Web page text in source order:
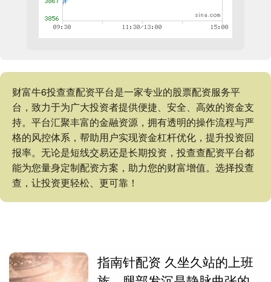
财富牛6投查查配资平台是一家专业的股票配资服务平
台，致力于为广大投资者提供便捷、安全、高效的资金支
持。平台汇聚丰富的金融资源，拥有透明的操作流程与严
格的风控体系，帮助用户实现资金杠杆优化，提升投资回
报率。无论是短线交易还是长期投资，投查查配资平台都
能为您量身定制配资方案，助力您的财富增值。选择投查
查，让投资更轻松、更可靠！
指南针配资 久坐久站的上班